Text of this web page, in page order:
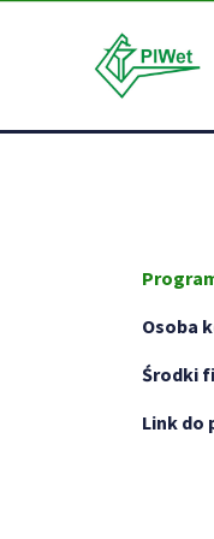
Osoba
Środki
Link do